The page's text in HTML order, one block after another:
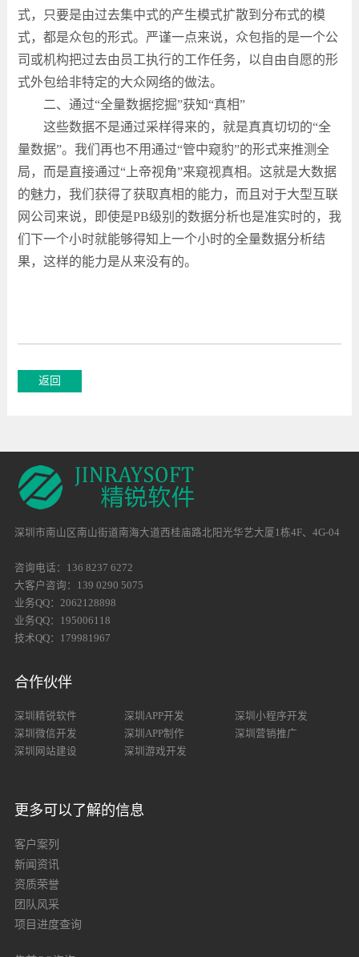
式，只要是由过去集中式的产生模式扩散到分布式的模
式，都是众包的形式。严谨一点来说，众包指的是一个公
司或机构把过去由员工执行的工作任务，以自由自愿的形
式外包给非特定的大众网络的做法。
二、通过“全量数据挖掘”获知“真相”
这些数据不是通过采样得来的，就是真真切切的“全
量数据”。我们再也不用通过“管中窥豹”的形式来推测全
局，而是直接通过“上帝视角”来窥视真相。这就是大数据
的魅力，我们获得了获取真相的能力，而且对于大型互联
网公司来说，即使是PB级别的数据分析也是准实时的，我
们下一个小时就能够得知上一个小时的全量数据分析结
果，这样的能力是从来没有的。
深圳市南山区南山街道南海大道西桂庙路北阳光华艺大厦1栋4F、4G-04
咨询电话：136 8237 6272
大客户咨询：139 0290 5075
业务QQ：2062128898
业务QQ：195006118
技术QQ：179981967
合作伙伴
深圳精锐软件 深圳APP开发
深圳小程序开发
深圳微信开发
深圳APP制作
深圳营销推广
深圳网站建设
深圳游戏开发
更多可以了解的信息
客户案列
新闻资讯
资质荣誉
团队风采
项目进度查询